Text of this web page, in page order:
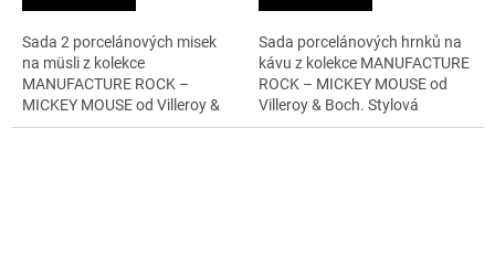
Sada 2 porcelánových misek
na müsli z kolekce
MANUFACTURE ROCK –
MICKEY MOUSE od Villeroy &
Boch. Každá miska o objemu
Sada porcelánových hrnků na
kávu z kolekce MANUFACTURE
ROCK – MICKEY MOUSE od
Villeroy & Boch. Stylová
kombinace černé a bílé barvy s